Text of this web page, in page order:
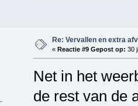
Re: Vervallen en extra
« Reactie #9 Gepost op: 30
Net in het
de rest van de